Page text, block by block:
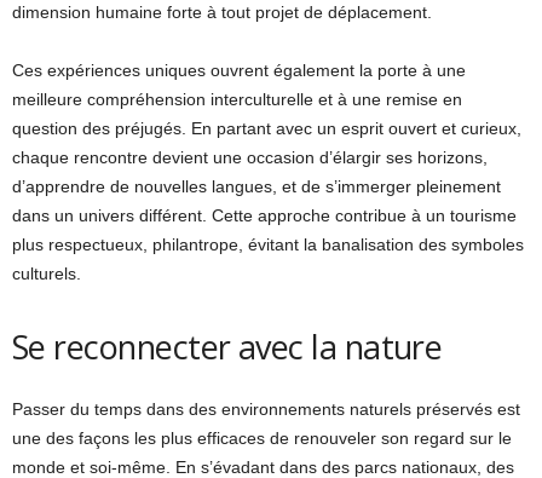
dimension humaine forte à tout projet de déplacement.
Ces expériences uniques ouvrent également la porte à une
meilleure compréhension interculturelle et à une remise en
question des préjugés. En partant avec un esprit ouvert et curieux,
chaque rencontre devient une occasion d’élargir ses horizons,
d’apprendre de nouvelles langues, et de s’immerger pleinement
dans un univers différent. Cette approche contribue à un tourisme
plus respectueux, philantrope, évitant la banalisation des symboles
culturels.
Se reconnecter avec la nature
Passer du temps dans des environnements naturels préservés est
une des façons les plus efficaces de renouveler son regard sur le
monde et soi-même. En s’évadant dans des parcs nationaux, des